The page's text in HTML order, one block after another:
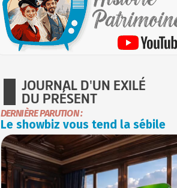
JOURNAL D'UN EXILÉ
DU PRÉSENT
DERNIÈRE PARUTION :
Le showbiz vous tend la sébile